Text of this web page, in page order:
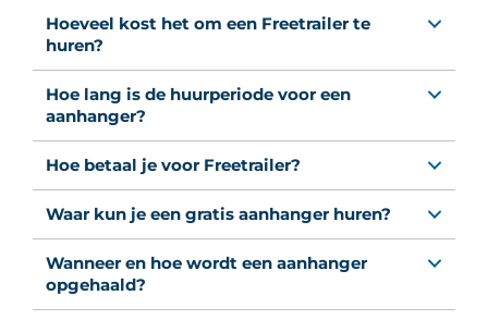
Hoeveel kost het om een Freetrailer te
huren?
Hoe lang is de huurperiode voor een
aanhanger?
Hoe betaal je voor Freetrailer?
Waar kun je een gratis aanhanger huren?
Wanneer en hoe wordt een aanhanger
opgehaald?